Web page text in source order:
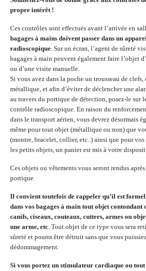
propre intérêt !
Ces contrôles sont effectués avant l’arrivée en
bagages à mains doivent passer dans un
radioscopique. Sur un écran, l’agent de sûreté
bagages à main peuvent également faire l’objet
ou d’une visite manuelle.
Si vous avez dans la poche un trousseau de
métallique, et afin d’éviter de déclencher une
au travers du portique de détection, posez-le sur
contrôle radioscopique. En raison du
dans le transport aérien, vous devrez désormais
même pour tout objet (métallique ou non) que
(montre, bracelet, collier, etc..) ainsi que pour
les petits objets, un panier est mis à votre
Ces objets ou vêtements vous seront rendus
portique.
Il convient toutefois de rappeler qu’il est
dans vos bagages à main tout objet contondant
canifs, ciseaux, couteaux, cutters, armes ou
une arme, etc. Tout objet de ce type vous sera
sûreté et pourra être détruit sans que vous
dédommagement.
Si vous portez un stimulateur cardiaque ou